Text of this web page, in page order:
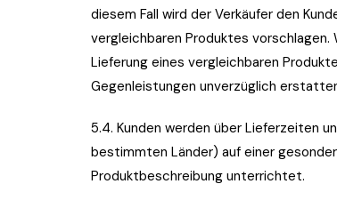
diesem Fall wird der Verkäufer den
vergleichbaren Produktes vorschlagen.
Lieferung eines vergleichbaren
Gegenleistungen unverzüglich
5.4. Kunden werden über Lieferzeiten
bestimmten Länder) auf einer
Produktbeschreibung unterrichtet.